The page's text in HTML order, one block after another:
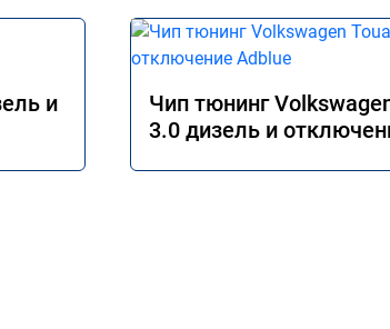
и
Чип тюнинг
3.0 дизель и